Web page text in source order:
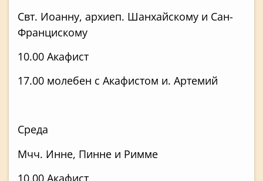
Свт. Иоанну, архиеп. Шанхайскому и Сан-
Францискому
10.00 Акафист
17.00 молебен с Акафистом и. Артемий
Среда
Мчч. Инне, Пинне и Римме
10.00 Акафист